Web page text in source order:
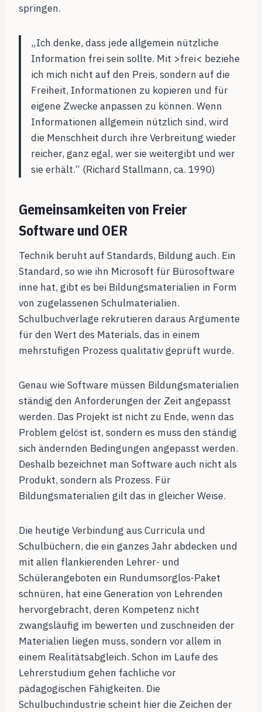
springen.
„Ich denke, dass jede allgemein nützliche
Information frei sein sollte. Mit >frei< beziehe
ich mich nicht auf den Preis, sondern auf die
Freiheit, Informationen zu kopieren und für
eigene Zwecke anpassen zu können. Wenn
Informationen allgemein nützlich sind, wird
die Menschheit durch ihre Verbreitung wieder
reicher, ganz egal, wer sie weitergibt und wer
sie erhält.“ (Richard Stallmann, ca. 1990)
Gemeinsamkeiten von Freier
Software und OER
Technik beruht auf Standards, Bildung auch. Ein
Standard, so wie ihn Microsoft für Bürosoftware
inne hat, gibt es bei Bildungsmaterialien in Form
von zugelassenen Schulmaterialien.
Schulbuchverlage rekrutieren daraus Argumente
für den Wert des Materials, das in einem
mehrstufigen Prozess qualitativ geprüft wurde.
Genau wie Software müssen Bildungsmaterialien
ständig den Anforderungen der Zeit angepasst
werden. Das Projekt ist nicht zu Ende, wenn das
Problem gelöst ist, sondern es muss den ständig
sich ändernden Bedingungen angepasst werden.
Deshalb bezeichnet man Software auch nicht als
Produkt, sondern als Prozess. Für
Bildungsmaterialien gilt das in gleicher Weise.
Die heutige Verbindung aus Curricula und
Schulbüchern, die ein ganzes Jahr abdecken und
mit allen flankierenden Lehrer- und
Schülerangeboten ein Rundumsorglos-Paket
schnüren, hat eine Generation von Lehrenden
hervorgebracht, deren Kompetenz nicht
zwangsläufig im bewerten und zuschneiden der
Materialien liegen muss, sondern vor allem in
einem Realitätsabgleich. Schon im Laufe des
Lehrerstudium gehen fachliche vor
pädagogischen Fähigkeiten. Die
Schulbuchindustrie scheint hier die Zeichen der